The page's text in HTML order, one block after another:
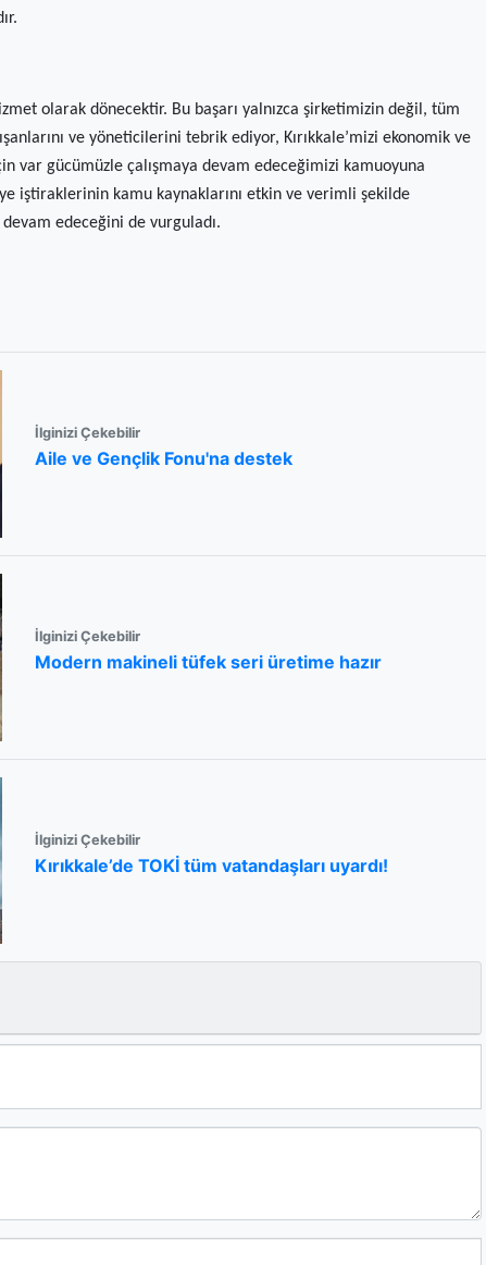
olarak dönecektir. Bu başarı yalnızca şirketimizin değil, tüm
ve yöneticilerini tebrik ediyor, Kırıkkale’mizi ekonomik ve
var gücümüzle çalışmaya devam edeceğimizi kamuoyuna
iştiraklerinin kamu kaynaklarını etkin ve verimli şekilde
edeceğini de vurguladı.
İlginizi Çekebilir
Aile ve Gençlik Fonu'na destek
İlginizi Çekebilir
Modern makineli tüfek seri üretime hazır
İlginizi Çekebilir
Kırıkkale’de TOKİ tüm vatandaşları uyardı!